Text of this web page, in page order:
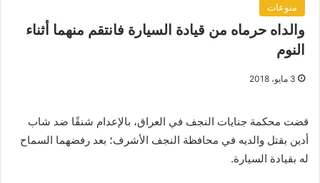
منوعات
والداه حرماه من قيادة السيارة فانتقم منهما أثناء
النوم
3 مايو، 2018
قضت محكمة جنايات النجف في العراق، بالإعدام شنقًا ضد شاب
أدين بقتل والديه في محافظة النجف الأشرف؛ بعد رفضهما السماح
له بقيادة السيارة.